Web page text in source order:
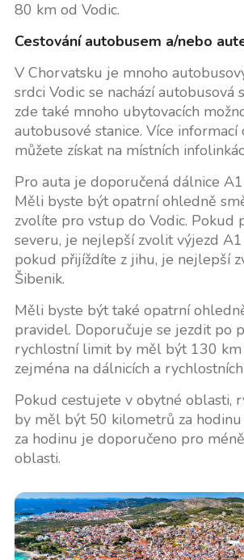
80 km od Vodic.
Cestování autobusem a/nebo
V Chorvatsku je mnoho
srdci Vodic se nachází autobusová
zde také mnoho ubytovacích
autobusové stanice. Více informací
můžete získat na místních
Pro auta je doporučená dálnice
Měli byste být opatrní ohledně
zvolíte pro vstup do Vodic. Pokud
severu, je nejlepší zvolit výjezd A1
pokud přijíždíte z jihu, je nejlepší
Šibenik.
Měli byste být také opatrní
pravidel. Doporučuje se jezdit po
rychlostní limit by měl být 130 km
zejména na dálnicích a
Pokud cestujete v obytné oblasti,
by měl být 50 kilometrů za
za hodinu je doporučeno pro
oblasti.